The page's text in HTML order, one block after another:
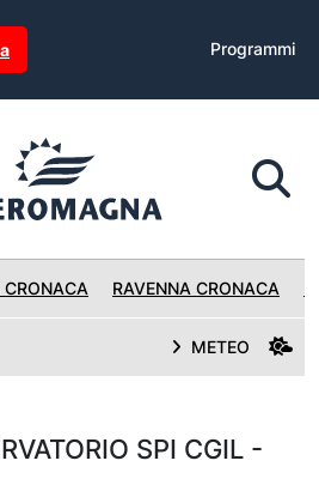
Programmi
CRONACA RAVENNA CRONACA
METEO
SPI CGIL -